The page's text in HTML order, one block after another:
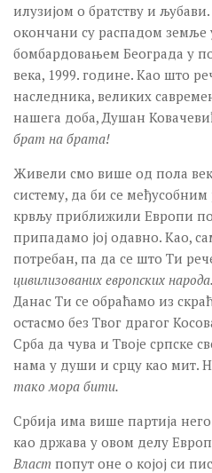
илузијом о братству и
окончани су распадом земље
бомбардовањем Београда у
века, 1999. године. Као што
наследника, великих
нашега доба, Душан
брат на брата!
Живели смо више од пола
систему, да би се
крвљу приближили Европи по
припадамо јој одавно. Као,
потребан, па да се што Ти
цивилизованих европских народа.
Данас Ти се обраћамо из
остасмо без Твог драгог
Срба да чува и Твоје српске
нама у души и срцу као мит.
тако мора бити.
Србија има више партија
као држава у овом делу
Власт попут оне о којој си